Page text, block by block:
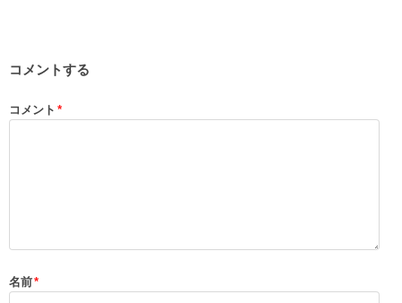
コメントする
コメント *
名前*